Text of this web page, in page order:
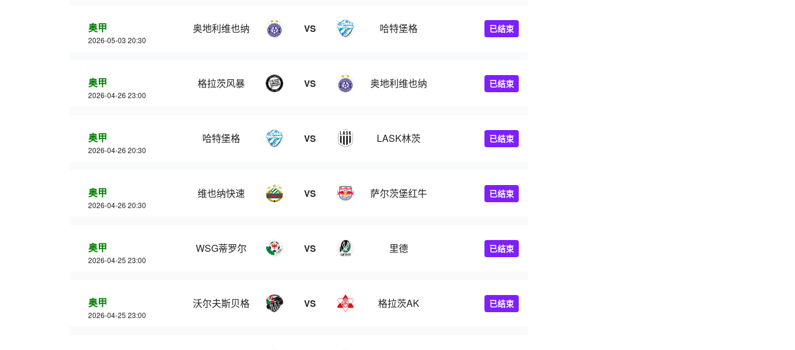
奥甲
2026-05-03 20:30
奥地利维也纳 VS 哈特堡格 已结束
奥甲
2026-04-26 23:00
格拉茨风暴 VS 奥地利维也纳 已结束
奥甲
2026-04-26 20:30
哈特堡格 VS LASK林茨 已结束
奥甲
2026-04-26 20:30
维也纳快速 VS 萨尔茨堡红牛 已结束
奥甲
2026-04-25 23:00
WSG蒂罗尔 VS 里德 已结束
奥甲
2026-04-25 23:00
沃尔夫斯贝格 VS 格拉茨AK 已结束